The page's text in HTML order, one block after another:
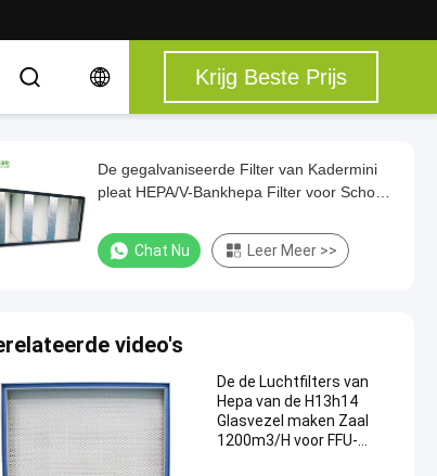
Krijg Beste Prijs
De gegalvaniseerde Filter van Kadermini
pleat HEPA/V-Bankhepa Filter voor Schone
Chat Nu Leer Meer >>
video's
De de Luchtfilters van
Hepa van de H13h14
Glasvezel maken Zaal
1200m3/H voor FFU-